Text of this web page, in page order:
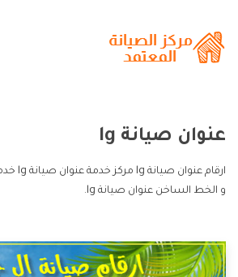
عنوان صيانة lg
و الخط الساخن عنوان صيانة lg.